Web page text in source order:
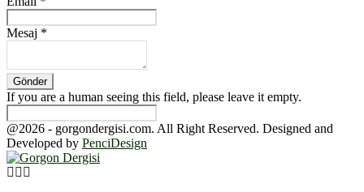
Mesaj *
If you are a human seeing this field, please leave it empty.
@2026 - gorgondergisi.com. All Right Reserved. Designed and
Developed by PenciDesign
Facebook
Twitter